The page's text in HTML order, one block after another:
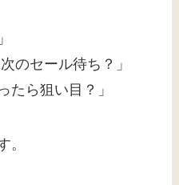
のセール待ち？」
たら狙い目？」
。